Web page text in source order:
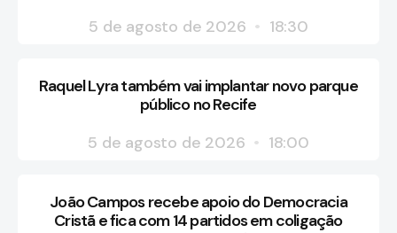
5 de agosto de 2026
18:30
Raquel Lyra também vai implantar novo parque
público no Recife
5 de agosto de 2026
18:00
João Campos recebe apoio do Democracia
Cristã e fica com 14 partidos em coligação